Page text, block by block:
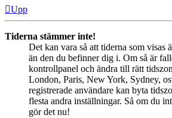
Upp
Tiderna stämmer inte!
Det kan vara så att tiderna som visas
än den du befinner dig i. Om så är
kontrollpanel och ändra till rätt
London, Paris, New York, Sydney,
registrerade användare kan byta
flesta andra inställningar. Så om du
gör det nu!